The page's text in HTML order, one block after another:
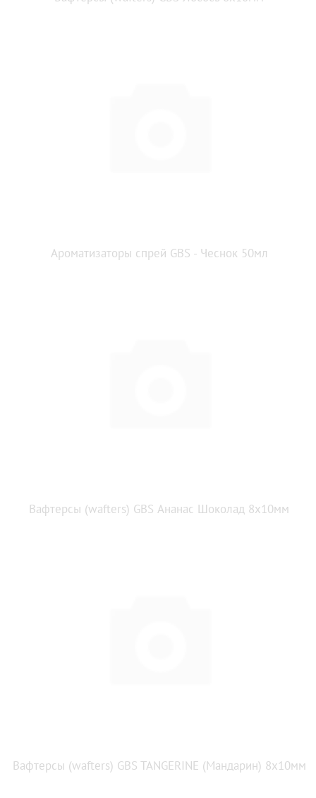
Ароматизаторы спрей GBS - Чеснок 50мл
Вафтерсы (wafters) GBS Ананас Шоколад 8x10мм
Вафтерсы (wafters) GBS TANGERINE (Мандарин) 8x10мм